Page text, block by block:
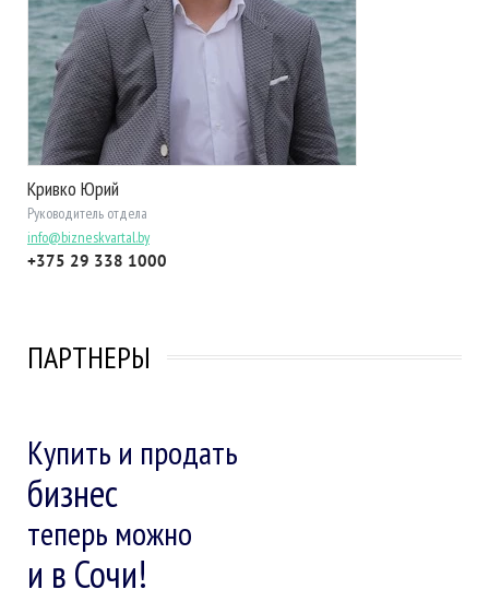
Кривко Юрий
Руководитель отдела
info@bizneskvartal.by
+375 29 338 1000
ПАРТНЕРЫ
Купить и продать
бизнес
теперь можно
и в Сочи!